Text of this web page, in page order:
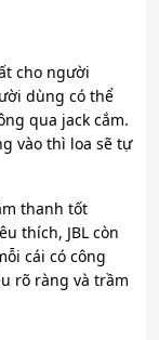
cho người
dùng có thể
qua jack cắm.
vào thì loa sẽ tự
thanh tốt
thích, JBL còn
cái có công
rõ ràng và trầm